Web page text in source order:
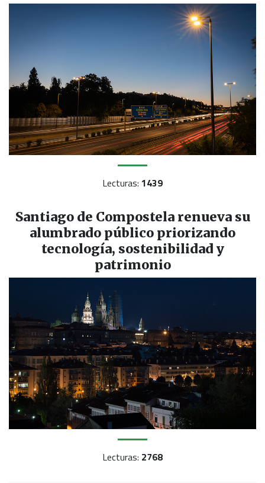
Lecturas: 1439
Santiago de Compostela renueva su
alumbrado público priorizando
tecnología, sostenibilidad y
patrimonio
Lecturas: 2768